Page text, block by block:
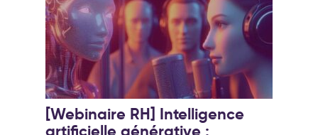
[Webinaire RH] Intelligence
artificielle générative :